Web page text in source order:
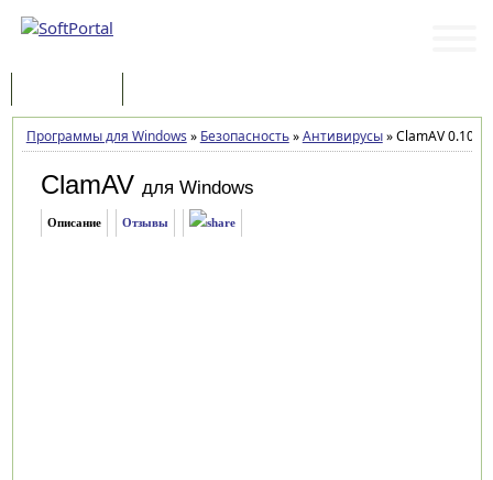
Программы для Windows » Безопасность»Антивирусы»ClamAV 0.104.2
ClamAV для Windows
Описание Отзывы